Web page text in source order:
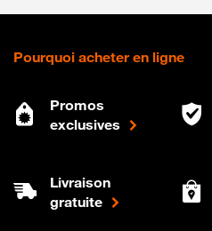
Pourquoi acheter en ligne
Promos
exclusives
Livraison
gratuite